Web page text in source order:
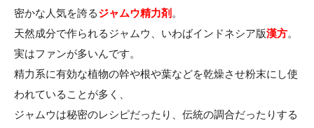
密かな人気を誇るジャムウ精力剤 。
天然成分で作られるジャムウ、いわばインドネシア版漢方。
実はファンが多いんです。
精力系に有効な植物の幹や根や葉などを乾燥させ粉末にし使
われていることが多く、
ジャムウは秘密のレシピだったり、伝統の調合だったりする